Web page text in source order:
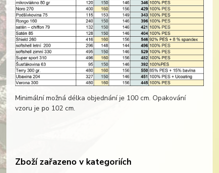
Minimální možná délka objednání je 100 cm. Opakování
vzoru je po 102 cm.
Zboží zařazeno v kategoriích